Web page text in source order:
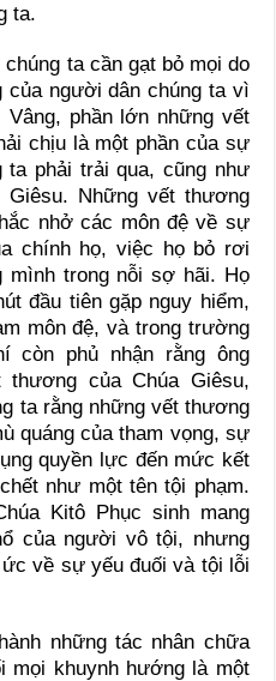
ta.
ta cần gạt bỏ mọi do
người dân chúng ta vì
phần lớn những vết
chịu là một phần của sự
phải trải qua, cũng như
Giêsu. Những vết thương
nhở các môn đệ về sự
chính họ, việc họ bỏ rơi
mình trong nỗi sợ hãi. Họ
đầu tiên gặp nguy hiểm,
môn đệ, và trong trường
còn phủ nhận rằng ông
của Chúa Giêsu,
ta rằng những vết thương
quáng của tham vọng, sự
quyền lực đến mức kết
như một tên tội phạm.
Kitô Phục sinh mang
của người vô tội, nhưng
về sự yếu đuối và tội lỗi
những tác nhân chữa
mọi khuynh hướng là một